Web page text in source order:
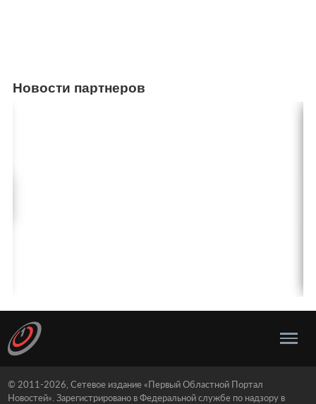
Новости партнеров
© 2011-2026, Сетевое издание «Первый Областной Портал
Новостей». Зарегистрировано в Федеральной службе по надзору в